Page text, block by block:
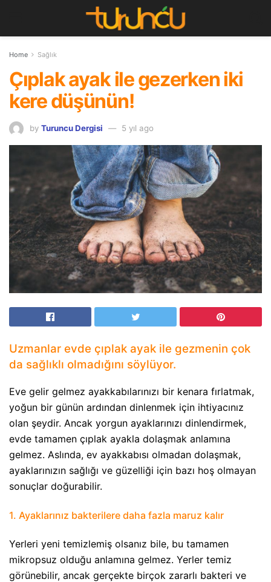
Home Sağlık
Çıplak ayak ile gezerken iki
kere düşünün!
by Turuncu Dergisi 5 yıl ago
Uzmanlar evde çıplak ayak ile gezmenin çok
da sağlıklı olmadığını söylüyor.
Eve gelir gelmez ayakkabılarınızı bir kenara fırlatmak,
yoğun bir günün ardından dinlenmek için ihtiyacınız
olan şeydir. Ancak yorgun ayaklarınızı dinlendirmek,
evde tamamen çıplak ayakla dolaşmak anlamına
gelmez. Aslında, ev ayakkabısı olmadan dolaşmak,
ayaklarınızın sağlığı ve güzelliği için bazı hoş olmayan
sonuçlar doğurabilir.
1. Ayaklarınız bakterilere daha fazla maruz kalır
Yerleri yeni temizlemiş olsanız bile, bu tamamen
mikropsuz olduğu anlamına gelmez. Yerler temiz
görünebilir, ancak gerçekte birçok zararlı bakteri ve